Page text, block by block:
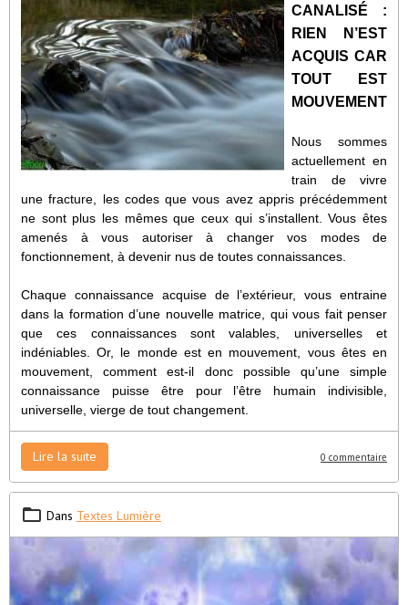
CANALISÉ :
RIEN N’EST
ACQUIS CAR
TOUT EST
MOUVEMENT
Nous sommes
actuellement en
train de vivre
une fracture, les codes que vous avez appris précédemment
ne sont plus les mêmes que ceux qui s’installent. Vous êtes
amenés à vous autoriser à changer vos modes de
fonctionnement, à devenir nus de toutes connaissances.
Chaque connaissance acquise de l’extérieur, vous entraine
dans la formation d’une nouvelle matrice, qui vous fait penser
que ces connaissances sont valables, universelles et
indéniables. Or, le monde est en mouvement, vous êtes en
mouvement, comment est-il donc possible qu’une simple
connaissance puisse être pour l’être humain indivisible,
universelle, vierge de tout changement.
Lire la suite 0 commentaire
Dans Textes Lumière